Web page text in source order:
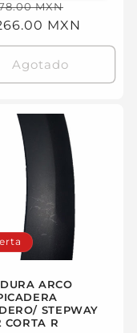
MXN
de
oferta
MXN
Agotado
ARCO
STEPWAY
CORTA R